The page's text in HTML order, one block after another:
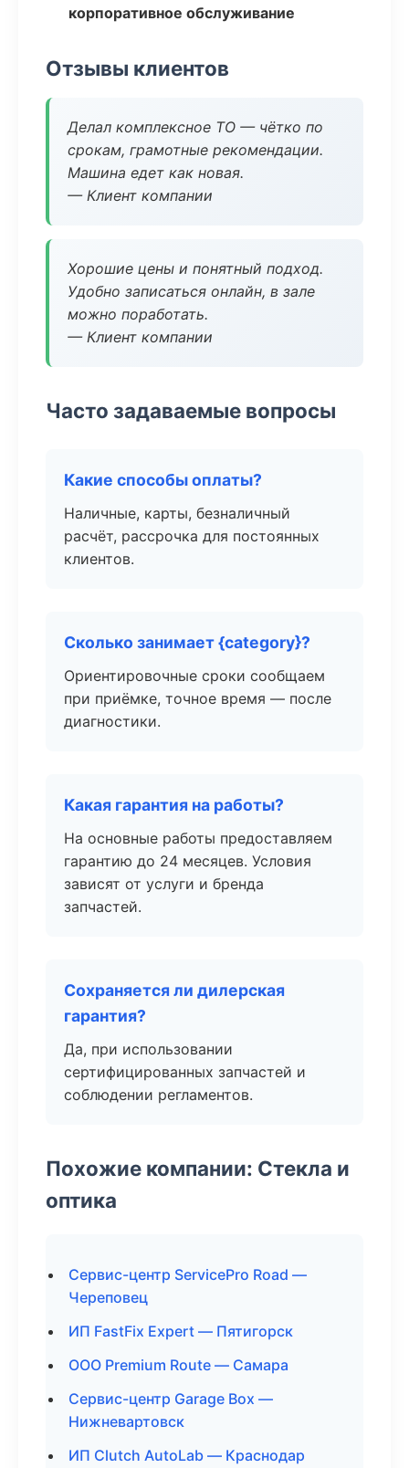
корпоративное обслуживание
Отзывы клиентов
Делал комплексное ТО — чётко по
срокам, грамотные рекомендации.
Машина едет как новая.
— Клиент компании
Хорошие цены и понятный подход.
Удобно записаться онлайн, в зале
можно поработать.
— Клиент компании
Часто задаваемые вопросы
Какие способы оплаты?
Наличные, карты, безналичный
расчёт, рассрочка для постоянных
клиентов.
Сколько занимает {category}?
Ориентировочные сроки сообщаем
при приёмке, точное время — после
диагностики.
Какая гарантия на работы?
На основные работы предоставляем
гарантию до 24 месяцев. Условия
зависят от услуги и бренда
запчастей.
Сохраняется ли дилерская
гарантия?
Да, при использовании
сертифицированных запчастей и
соблюдении регламентов.
Похожие компании: Стекла и
оптика
Сервис-центр ServicePro Road —
Череповец
ИП FastFix Expert — Пятигорск
ООО Premium Route — Самара
Сервис-центр Garage Box —
Нижневартовск
ИП Clutch AutoLab — Краснодар